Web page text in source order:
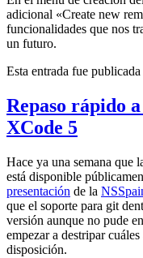
adicional «Create new
funcionalidades que nos
un futuro.
Esta entrada fue publicada
Repaso rápido
XCode 5
Hace ya una semana que
está disponible
presentación de la
que el soporte para git
versión aunque no pude
empezar a destripar
disposición.